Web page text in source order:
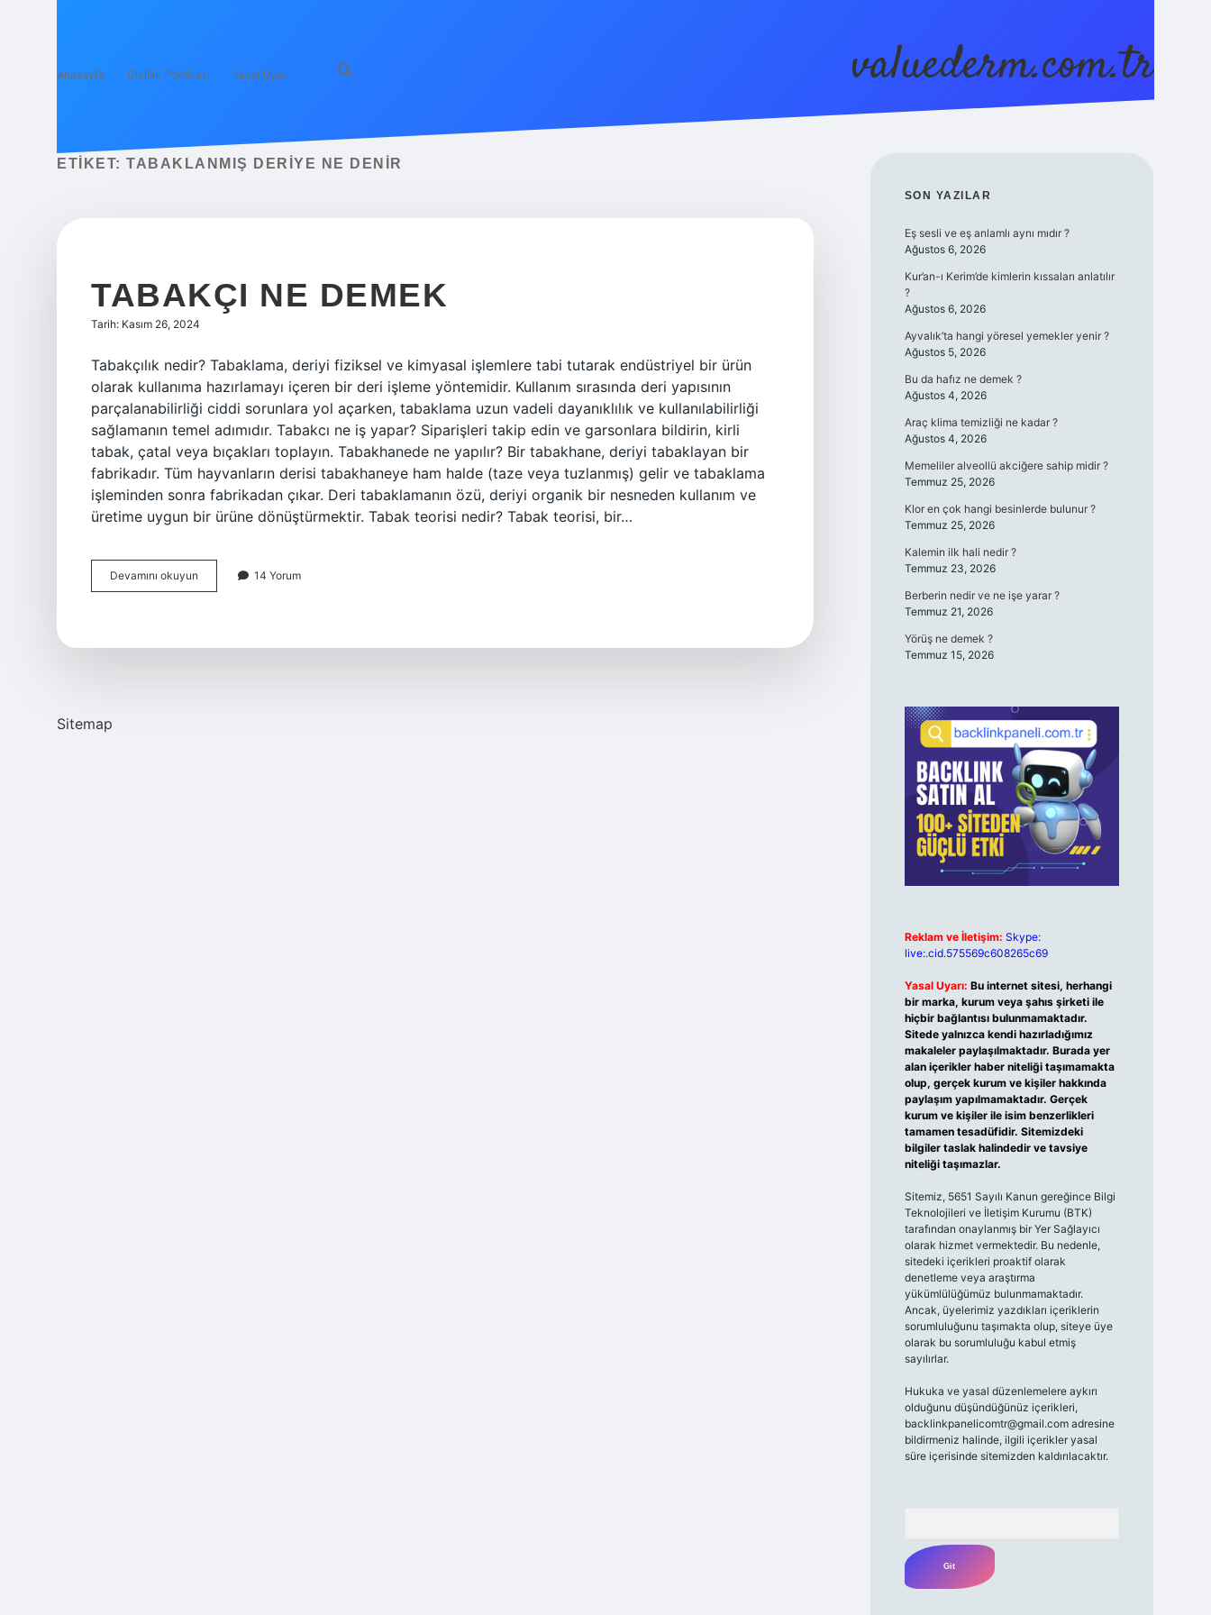
Anasayfa Gizlilik Politikası Yasal Uyarı valuederm.com.tr
ETIKET: TABAKLANMIŞ DERIYE NE DENIR
TABAKÇI NE DEMEK
Tarih: Kasım 26, 2024
Tabakçılık nedir? Tabaklama, deriyi fiziksel ve kimyasal işlemlere tabi tutarak endüstriyel bir ürün
olarak kullanıma hazırlamayı içeren bir deri işleme yöntemidir. Kullanım sırasında deri yapısının
parçalanabilirliği ciddi sorunlara yol açarken, tabaklama uzun vadeli dayanıklılık ve kullanılabilirliği
sağlamanın temel adımıdır. Tabakcı ne iş yapar? Siparişleri takip edin ve garsonlara bildirin, kirli
tabak, çatal veya bıçakları toplayın. Tabakhanede ne yapılır? Bir tabakhane, deriyi tabaklayan bir
fabrikadır. Tüm hayvanların derisi tabakhaneye ham halde (taze veya tuzlanmış) gelir ve tabaklama
işleminden sonra fabrikadan çıkar. Deri tabaklamanın özü, deriyi organik bir nesneden kullanım ve
üretime uygun bir ürüne dönüştürmektir. Tabak teorisi nedir? Tabak teorisi, bir…
Devamını okuyun
Ne
14 Yorum
Sitemap
SIDEBAR
SON YAZILAR
Eş sesli ve eş anlamlı aynı mıdır ?
Ağustos 6, 2026
Kur’an-ı Kerim’de kimlerin kıssaları anlatılır
?
Ağustos 6, 2026
Ayvalık’ta hangi yöresel yemekler yenir ?
Ağustos 5, 2026
Bu da hafız ne demek ?
Ağustos 4, 2026
Araç klima temizliği ne kadar ?
Ağustos 4, 2026
Memeliler alveollü akciğere sahip midir ?
Temmuz 25, 2026
Klor en çok hangi besinlerde bulunur ?
Temmuz 25, 2026
Kalemin ilk hali nedir ?
Temmuz 23, 2026
Berberin nedir ve ne işe yarar ?
Temmuz 21, 2026
Yörüş ne demek ?
Temmuz 15, 2026
Reklam ve İletişim: Skype:
live:.cid.575569c608265c69
Yasal Uyarı: Bu internet sitesi, herhangi
bir marka, kurum veya şahıs şirketi ile
hiçbir bağlantısı bulunmamaktadır.
Sitede yalnızca kendi hazırladığımız
makaleler paylaşılmaktadır. Burada yer
alan içerikler haber niteliği taşımamakta
olup, gerçek kurum ve kişiler hakkında
paylaşım yapılmamaktadır. Gerçek
kurum ve kişiler ile isim benzerlikleri
tamamen tesadüfidir. Sitemizdeki
bilgiler taslak halindedir ve tavsiye
niteliği taşımazlar.
Sitemiz, 5651 Sayılı Kanun gereğince Bilgi
Teknolojileri ve İletişim Kurumu (BTK)
tarafından onaylanmış bir Yer Sağlayıcı
olarak hizmet vermektedir. Bu nedenle,
sitedeki içerikleri proaktif olarak
denetleme veya araştırma
yükümlülüğümüz bulunmamaktadır.
Ancak, üyelerimiz yazdıkları içeriklerin
sorumluluğunu taşımakta olup, siteye üye
olarak bu sorumluluğu kabul etmiş
sayılırlar.
Hukuka ve yasal düzenlemelere aykırı
olduğunu düşündüğünüz içerikleri,
backlinkpanelicomtr@gmail.comadresine
bildirmeniz halinde, ilgili içerikler yasal
süre içerisinde sitemizden kaldırılacaktır.